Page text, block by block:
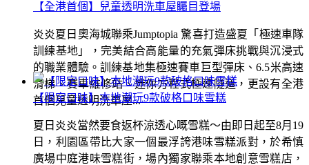
【全港首個】兒童透明洗車屋矚目登場
炎炎夏日奧海城聯乘Jumptopia 驚喜打造盛夏「極速車隊
訓練基地」，完美結合高能量的充氣彈床挑戰與沉浸式
的職業體驗。訓練基地集極速賽車巨型彈床、6.5米高速
滑梯、賽車維修站、迷你方程式極速隧道，更設有全港
首個兒童透明洗車屋...
【限定口味】本地潮玩9款破格口味雪糕
夏日炎炎當然要食返杯涼透心嘅雪糕～由即日起至8月19
日，利園區帶比大家一個最浮誇港味雪糕派對，於希慎
廣場中庭港味雪糕街，場內獨家聯乘本地創意雪糕店，